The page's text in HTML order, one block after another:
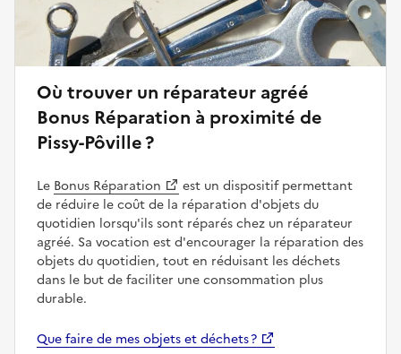
Où trouver un réparateur agréé
Bonus Réparation à proximité de
Pissy-Pôville ?
Le Bonus Réparation
est un dispositif permettant
de réduire le coût de la réparation d'objets du
quotidien lorsqu'ils sont réparés chez un réparateur
agréé. Sa vocation est d'encourager la réparation des
objets du quotidien, tout en réduisant les déchets
dans le but de faciliter une consommation plus
durable.
Que faire de mes objets et déchets ?